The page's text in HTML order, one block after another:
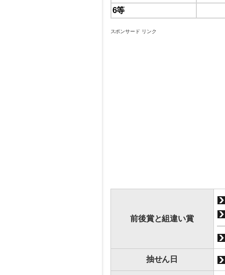
6等
スポンサード リンク
前後賞と組違い賞
抽せん日